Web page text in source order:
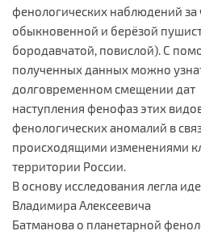
фенологических наблюдений за
обыкновенной и берёзой
бородавчатой, повислой). С
полученных данных можно
долговременном смещении дат
наступления фенофаз этих
фенологических аномалий в
происходящими изменениями
территории России.
В основу исследования легла
Владимира Алексеевича
Батманова о планетарной